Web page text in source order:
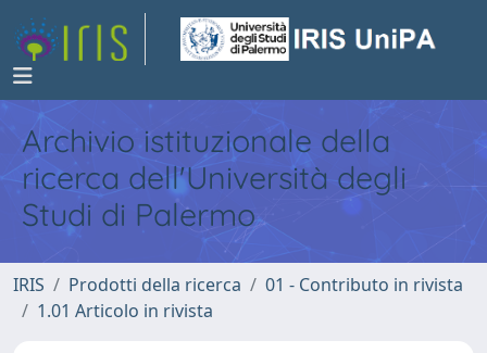
Archivio istituzionale della
ricerca dell'Università degli
Studi di Palermo
IRIS Prodotti della ricerca
01 - Contributo in rivista
1.01 Articolo in rivista